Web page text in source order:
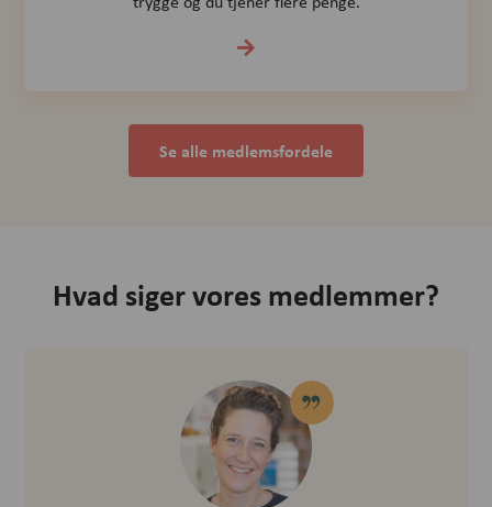
Se alle medlemsfordele
Hvad siger vores medlemmer?